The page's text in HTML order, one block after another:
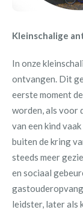
Kleinschalige
In onze
ontvangen. Dit
eerste moment
worden, als voor
van een kind
buiten de kring
steeds meer
en sociaal
leidster, later als